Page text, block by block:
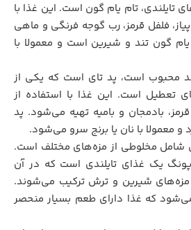
تایلندی، تام یام گون است. این غذا با
فلفل قرمز، رب گوجه فرنگی و ماهی
گون تند و شیرین است و معمولا با
محبوب است، پد تای است که یکی از
تعطیل است. این غذا با استفاده از
بادمجان و بامیه تهیه می‌شود. پد
معمولا با نان یا برنج سرو می‌شود.
شامل مخلوطی از مزه‌های مختلف است.
پونگ یک غذای تایلندی است که در آن
مزه‌های شیرین و ترش ترکیب می‌شوند.
که غذا دارای طعم بسیار منحصر